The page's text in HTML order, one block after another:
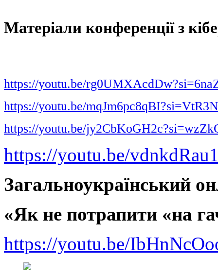
Матеріали конференції з
https://youtu.be/
https://youtu.be/
https://youtu.be/
https://youtu.be/
Загальноукраїнський
«Як не потрапити «на
https://youtu.be/